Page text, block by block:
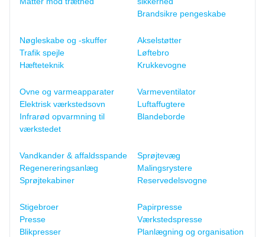
Brandsikre pengeskabe
Nøgleskabe og -skuffer
Trafik spejle
Hæfteteknik
Akselstøtter
Løftebro
Krukkevogne
Ovne og varmeapparater
Elektrisk værkstedsovn
Infrarød opvarmning til
værkstedet
Varmeventilator
Luftaffugtere
Blandeborde
Vandkander & affaldsspande
Regenereringsanlæg
Sprøjtekabiner
Sprøjtevæg
Malingsrystere
Reservedelsvogne
Stigebroer
Presse
Blikpresser
Papirpresse
Værkstedspresse
Planlægning og organisation